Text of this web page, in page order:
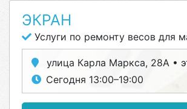
ЭКРАН
Услуги по ремонту весов для
улица Карла Маркса, 28А •
Сегодня 13:00–19:00